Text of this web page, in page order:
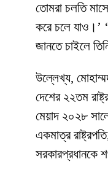
তোমরা চলতি
করে চলে যাও।’
জানতে চাইলে
উল্লেখ্য,
দেশের ২২তম
মেয়াদ ২০২৮
একমাত্র
সরকারপ্রধানকে